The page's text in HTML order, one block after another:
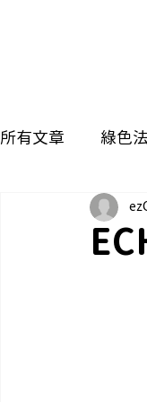
所有文章 綠色
最新消息及活